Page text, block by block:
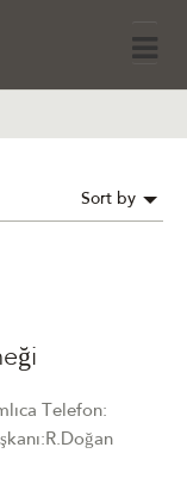
Sort by
Telefon: